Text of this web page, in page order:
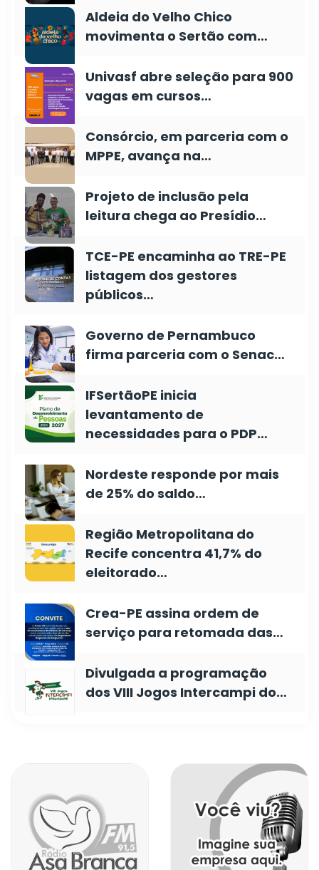
Aldeia do Velho Chico
movimenta o Sertão com…
Univasf abre seleção para 900
vagas em cursos…
Consórcio, em parceria com o
MPPE, avança na…
Projeto de inclusão pela
leitura chega ao Presídio…
TCE-PE encaminha ao TRE-PE
listagem dos gestores
públicos…
Governo de Pernambuco
firma parceria com o Senac…
IFSertãoPE inicia
levantamento de
necessidades para o PDP…
Nordeste responde por mais
de 25% do saldo…
Região Metropolitana do
Recife concentra 41,7% do
eleitorado…
Crea-PE assina ordem de
serviço para retomada das…
Divulgada a programação
dos VIII Jogos Intercampi do…